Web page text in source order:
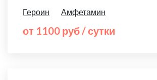
Героин
Амфетамин
от 1100 руб / сутки